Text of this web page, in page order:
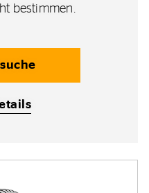
bestimmen.